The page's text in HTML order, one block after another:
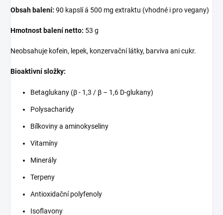
Obsah balení: 90 kapslí á 500 mg extraktu (vhodné i pro vegany)
Hmotnost balení netto: 53 g
Neobsahuje kofein, lepek, konzervační látky, barviva ani cukr.
Bioaktivní složky:
Betaglukany (β - 1,3 / β – 1,6 D-glukany)
Polysacharidy
Bílkoviny a aminokyseliny
Vitamíny
Minerály
Terpeny
Antioxidační polyfenoly
Isoflavony